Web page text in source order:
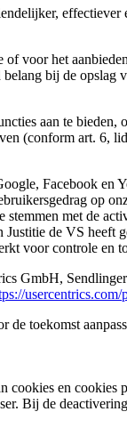
voor het
bij de
aan te
(conform art.
Facebook
op
met de
de VS heeft
voor controle en
GmbH,
toekomst
en
Bij de